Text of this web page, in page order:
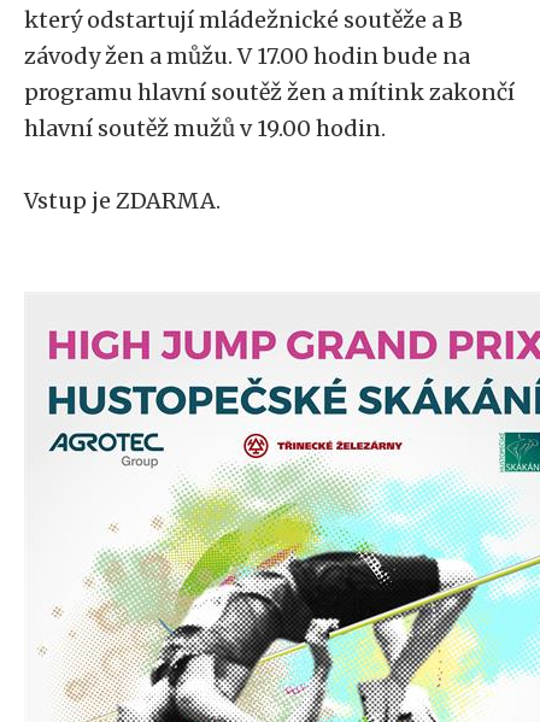
který odstartují mládežnické soutěže a B
závody žen a můžu. V 17.00 hodin bude na
programu hlavní soutěž žen a mítink zakončí
hlavní soutěž mužů v 19.00 hodin.
Vstup je ZDARMA.